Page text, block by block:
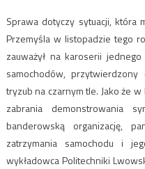
Sprawa dotyczy sytuacji, która
Przemyśla w listopadzie tego
zauważył na karoserii
samochodów,
tryzub na czarnym tle. Jako że
zabrania demonstrowania
banderowską organizację,
zatrzymania samochodu i
wykładowca Politechniki